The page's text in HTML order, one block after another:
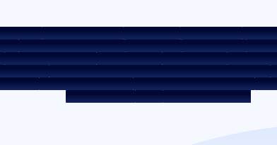
ದರಗಳು KYC ಮಾರ್ಗಸೂಚಿಗಳು ಡೌನ್ಲೋಡ್‌ಗಳು ಸೇಲ್ ನೋಟೀಸ್ ಹರಾಜು
ಕುಂದುಕೊರತೆ ಪರಿಹಾರ ಪಾಲಿಸಿ ಪರಿಸರ ಪಾಲಿಸಿ ಗುಣಮಟ್ಟ ಪಾಲಿಸಿ
ಮುಂಗಡ ಪಾವತಿ ಶುಲ್ಕಗಳು ROI ಸ್ವಿಚ್ ಪಾಲಿಸಿ ಸಹ-ಸಾಲ ಪಾಲಿಸಿ ಸಹ-ಸಾಲ
ಸ್ಕೀಮ್
ಸಾಲಗಾರರ ಜಾಗೃತಿ - ಆಸ್ತಿ ಡಾಕ್ಯುಮೆಂಟ್‌ಗಳನ್ನು ಹಸ್ತಾಂತರಿಸುವ ಪ್ರಕ್ರಿಯೆ
ಸ್ಥಗಿತ ಸೇವಾ ಪೂರೈಕೆದಾರರು ಡಿಜಿಟಲ್ ಸೋರ್ಸಿಂಗ್ ಪಾಲುದಾರರು
CKYC ಜಾಗೃತಿ ಚಿತ್ರ
CSR ಭಾರತದಲ್ಲಿ ವಸತಿ ಸ್ಥಳಗಳು